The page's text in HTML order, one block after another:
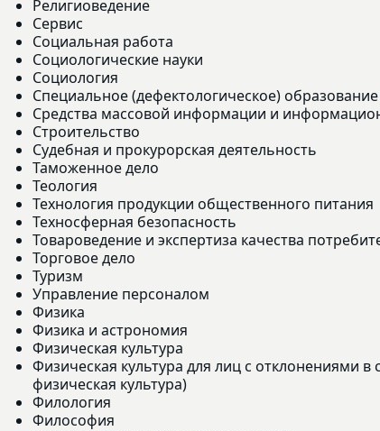
Религиоведение
Сервис
Социальная работа
Социологические науки
Социология
Специальное (дефектологическое) образование
Средства массовой информации и
Строительство
Судебная и прокурорская деятельность
Таможенное дело
Теология
Технология продукции общественного питания
Техносферная безопасность
Товароведение и экспертиза качества
Торговое дело
Туризм
Управление персоналом
Физика
Физика и астрономия
Физическая культура
Физическая культура для лиц с отклонениями в
физическая культура)
Филология
Философия